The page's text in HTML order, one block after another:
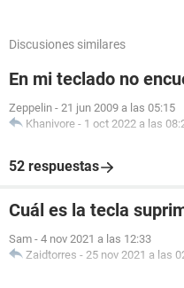
Discusiones similares
En mi teclado no
Zeppelin - 21 jun 2009 a las 05:15
Khanivore - 1 oct 2022 a las
52 respuestas
Cuál es la tecla
Sam - 4 nov 2021 a las 12:33
Zaidtorres - 25 nov 2021 a las